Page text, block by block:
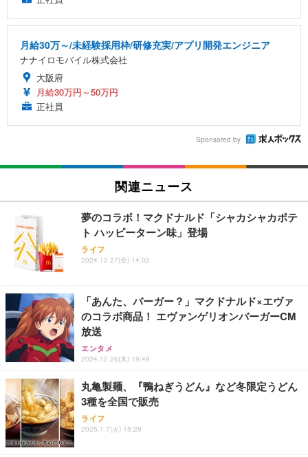
月給30万～/未経験採用枠/研修充実/アプリ開発エンジニア
ナナイロモバイル株式会社
大阪府
月給30万円～50万円
正社員
Sponsored by
関連ニュース
夢のコラボ！マクドナルド「シャカシャカポテ
ト ハッピーターン味」登場
ライフ
2024.12.27(金) 14:02
「あんた、バーガー？」マクドナルド×エヴァ
のコラボ商品！ エヴァンゲリオンバーガーCM
放送
エンタメ
2024.12.26(木) 19:49
丸亀製麺、『鴨ねぎうどん』など冬限定うどん
3種を全国で販売
ライフ
2025.1.7(火) 15:29